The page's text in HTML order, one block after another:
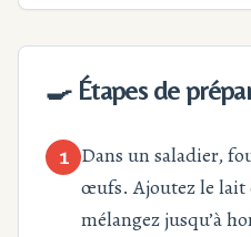
🍳 Étapes de
1 Dans un saladier,
œufs. Ajoutez le lait
mélangez jusqu’à